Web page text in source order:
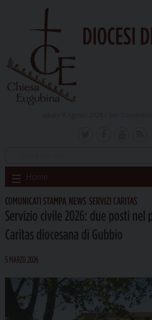
DIOCESI
Skip
to
content
Home
COMUNICATI STAMPA NEWS SERVIZI CARITAS
Servizio civile 2026: due posti nel
Caritas diocesana di Gubbio
5 MARZO 2026